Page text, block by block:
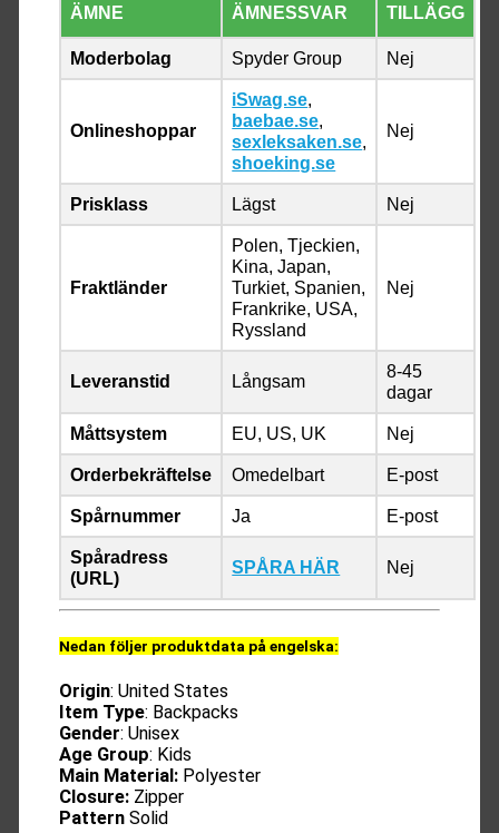
ÄMNE ÄMNESSVAR TILLÄGG
Moderbolag Spyder Group Nej
Onlineshoppar
iSwag.se,
baebae.se,
sexleksaken.se,
shoeking.se
Nej
Prisklass Lägst Nej
Fraktländer
Polen, Tjeckien,
Kina, Japan,
Turkiet, Spanien,
Frankrike, USA,
Ryssland
Nej
Leveranstid Långsam
8-45
dagar
Måttsystem EU, US, UK Nej
Orderbekräftelse Omedelbart E-post
Spårnummer Ja E-post
Spåradress
(URL)
SPÅRA HÄR Nej
Nedan följer produktdata på engelska:
Origin: United States
Item Type: Backpacks
Gender: Unisex
Age Group: Kids
Main Material: Polyester
Closure: Zipper
Pattern Solid